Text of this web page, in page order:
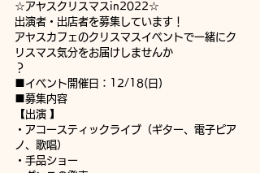
☆アヤスクリスマスin2022☆
出演者・出店者を募集しています！
アヤスカフェのクリスマスイベントで一緒にク
リスマス気分をお届けしませんか
？
■イベント開催日：12/18(日)
■募集内容
【出演 】
・アコースティックライブ（ギター、電子ピア
ノ、歌唱）
・手品ショー